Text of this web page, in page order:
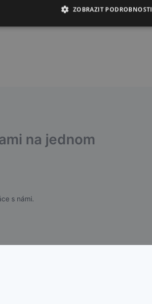
na jednom
s námi.
ZOBRAZIT PODROBNOSTI